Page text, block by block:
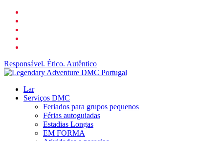
para
conteúdo
principal
Responsável. Ético. Autêntico
search
Cardápio
Lar
Serviços DMC
Feriados para grupos pequenos
Férias autoguiadas
Estadias Longas
EM FORMA